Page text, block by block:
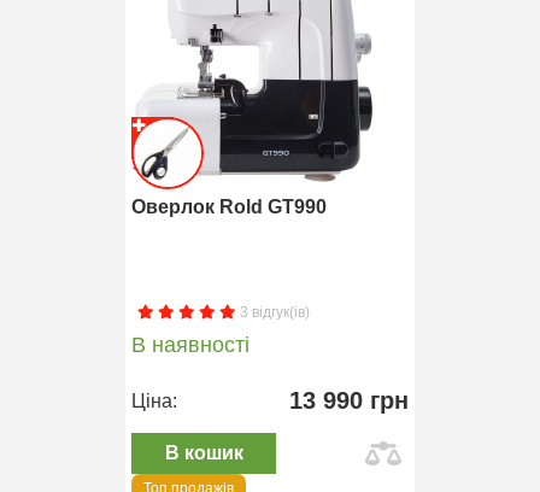
Оверлок Rold GT990
3 відгук(ів)
В наявності
Ціна: 13 990 грн
В кошик
Топ продажів